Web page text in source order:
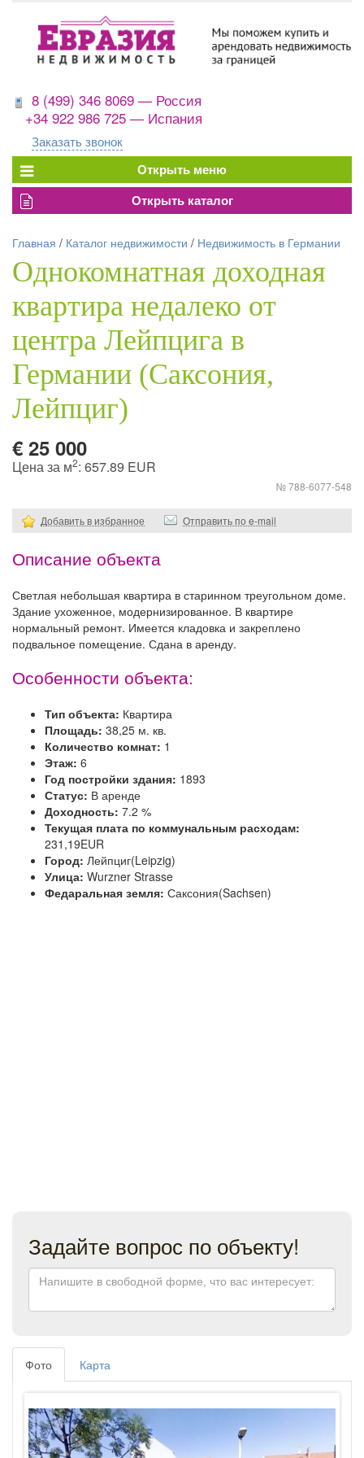
8 (499) 346 8069 — Россия
+34 922 986 725 — Испания
Заказать звонок
Главная / Каталог недвижимости / Недвижимость в Германии
Однокомнатная доходная
квартира недалеко от
центра Лейпцига в
Германии (Саксония,
Лейпциг)
€ 25 000
Цена за м2: 657.89 EUR
№ 788-6077-548
Добавить в избранное Отправить по e-mail
Описание объекта
Светлая небольшая квартира в старинном треугольном доме.
Здание ухоженное, модернизированное. В квартире
нормальный ремонт. Имеется кладовка и закреплено
подвальное помещение. Сдана в аренду.
Особенности объекта:
Тип объекта: Квартира
Площадь: 38,25 м. кв.
Количество комнат: 1
Этаж: 6
Год постройки здания: 1893
Статус: В аренде
Доходность: 7.2 %
Текущая плата по коммунальным расходам:
231,19EUR
Город: Лейпциг(Leipzig)
Улица: Wurzner Strasse
Федаральная земля: Саксония(Sachsen)
Задайте вопрос по объекту!
Фото Карта